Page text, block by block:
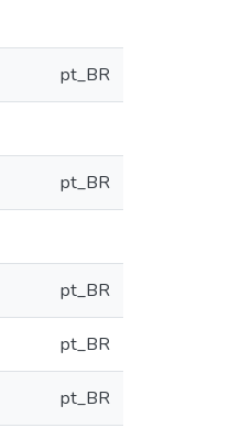
pt_BR
pt_BR
pt_BR
pt_BR
pt_BR